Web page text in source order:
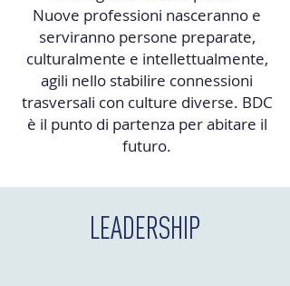
Nuove professioni nasceranno e
serviranno persone preparate,
culturalmente e intellettualmente,
agili nello stabilire connessioni
trasversali con culture diverse. BDC
è il punto di partenza per abitare il
futuro.
LEADERSHIP